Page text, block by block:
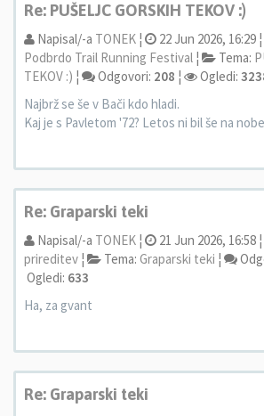
Re: PUŠELJC GORSKIH TEKOV :)
Napisal/-a TONEK ¦ 22 Jun 2026, 16:29 ¦
Podbrdo Trail Running Festival ¦ Tema:
TEKOV :) ¦ Odgovori: 208 ¦ Ogledi:
Najbrž se še v Bači kdo hladi.
Kaj je s Pavletom '72? Letos ni bil še na
Re: Graparski teki
Napisal/-a TONEK ¦ 21 Jun 2026, 16:58 ¦
prireditev ¦ Tema: Graparski teki ¦
Ogledi: 633
Ha, za gvant
Re: Graparski teki